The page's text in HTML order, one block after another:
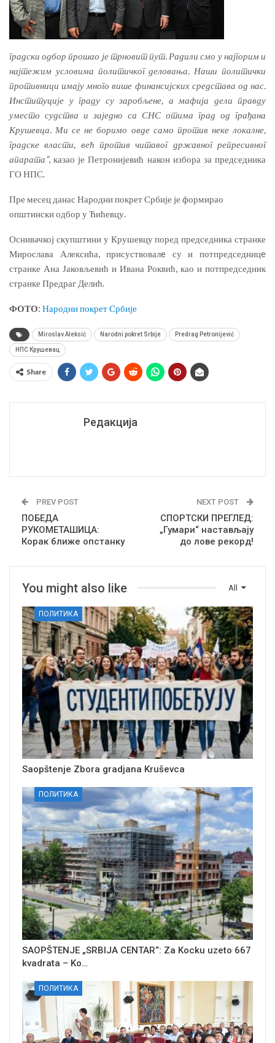
градски одбор прошао је трновит пут. Радили смо у најгорим и
најтежим условима политичког деловања. Наши политички
противници имају много више финансијских средстава од нас.
Институције у граду су заробљене, а мафија дели правду
уместо судства и заједно са СНС отима град од грађана
Крушевца. Ми се не боримо овде само против неке локалне,
градске власти, већ против читавог државног репресивног
апарата“, казао је Петронијевић након избора за председника
ГО НПС.
Пре месец данас Народни покрет Србије је формирао
општински одбор у Ћићевцу.
Оснивачкој скупштини у Крушевцу поред председника странке
Мирослава Алексића, присуствовалe су и потпредседницe
странке Ана Јаковљевић и Ивана Роквић, као и потпредседник
странке Предраг Делић.
ФОТО: Народни покрет Србије
Miroslav Aleksić Narodni pokret Srbije Predrag Petronijević
НПС Крушевац
Share
Редакција
PREV POST
ПОБЕДА
РУКОМЕТАШИЦА:
Корак ближе опстанку
NEXT POST
СПОРТСКИ ПРЕГЛЕД:
„Гумари“ настављају
до лове рекорд!
All
You might also like
ПОЛИТИКА
Saopštenje Zbora gradjana Kruševca
ПОЛИТИКА
SAOPŠTENJE „SRBIJA CENTAR“: Za Kocku uzeto 667
kvadrata – Ko…
ПОЛИТИКА